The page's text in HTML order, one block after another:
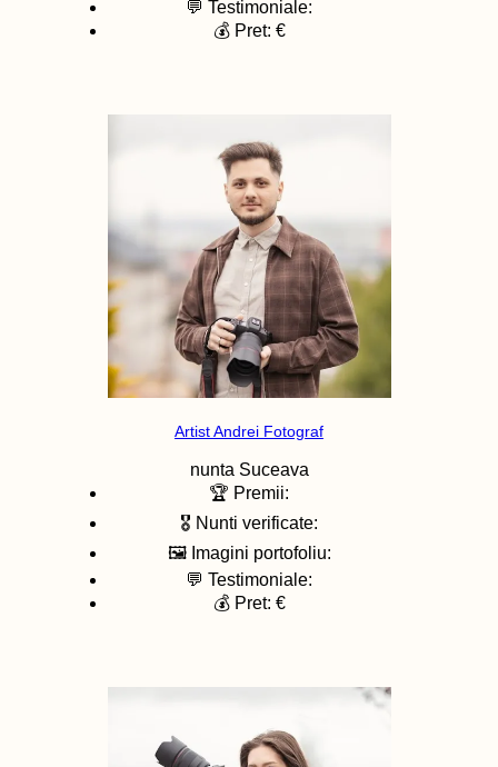
💬 Testimoniale:
💰 Pret: €
Artist Andrei Fotograf
nunta Suceava
🏆 Premii:
🎖️ Nunti verificate:
🖼️ Imagini portofoliu:
💬 Testimoniale:
💰 Pret: €